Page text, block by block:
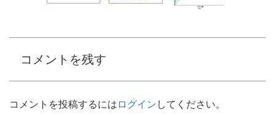
コメントを残す
コメントを投稿するには ログイン してください。